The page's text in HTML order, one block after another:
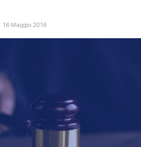
16 Maggio 2016